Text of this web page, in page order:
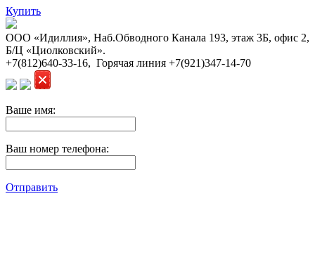
Купить
ООО «Идиллия», Наб.Обводного Канала 193, этаж 3Б, офис 2,
Б/Ц «Циолковский».
+7(812)640-33-16, Горячая линия +7(921)347-14-70
Ваше имя:
Ваш номер телефона:
Отправить